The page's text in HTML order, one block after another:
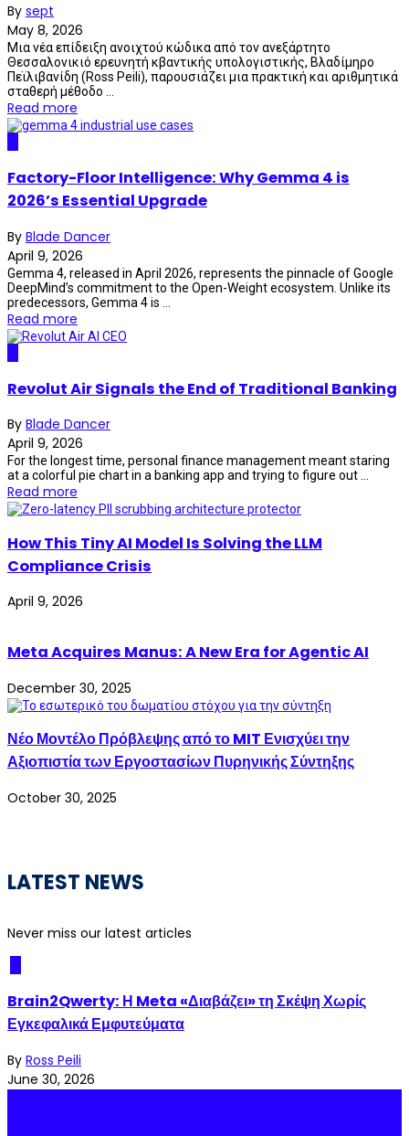
By sept
May 8, 2026
Μια νέα επίδειξη ανοιχτού κώδικα από τον ανεξάρτητο
Θεσσαλονικιό ερευνητή κβαντικής υπολογιστικής, Βλαδίμηρο
Πεϊλιβανίδη (Ross Peili), παρουσιάζει μια πρακτική και αριθμητικά
σταθερή μέθοδο ...
Read more
Factory-Floor Intelligence: Why Gemma 4 is
2026’s Essential Upgrade
By Blade Dancer
April 9, 2026
Gemma 4, released in April 2026, represents the pinnacle of Google
DeepMind’s commitment to the Open-Weight ecosystem. Unlike its
predecessors, Gemma 4 is ...
Read more
Revolut Air Signals the End of Traditional Banking
By Blade Dancer
April 9, 2026
For the longest time, personal finance management meant staring
at a colorful pie chart in a banking app and trying to figure out ...
Read more
How This Tiny AI Model Is Solving the LLM
Compliance Crisis
April 9, 2026
Meta Acquires Manus: A New Era for Agentic AI
December 30, 2025
Νέο Μοντέλο Πρόβλεψης από το MIT Ενισχύει την
Αξιοπιστία των Εργοστασίων Πυρηνικής Σύντηξης
October 30, 2025
LATEST NEWS
Never miss our latest articles
Brain2Qwerty: Η Meta «Διαβάζει» τη Σκέψη Χωρίς
Εγκεφαλικά Εμφυτεύματα
By Ross Peili
June 30, 2026